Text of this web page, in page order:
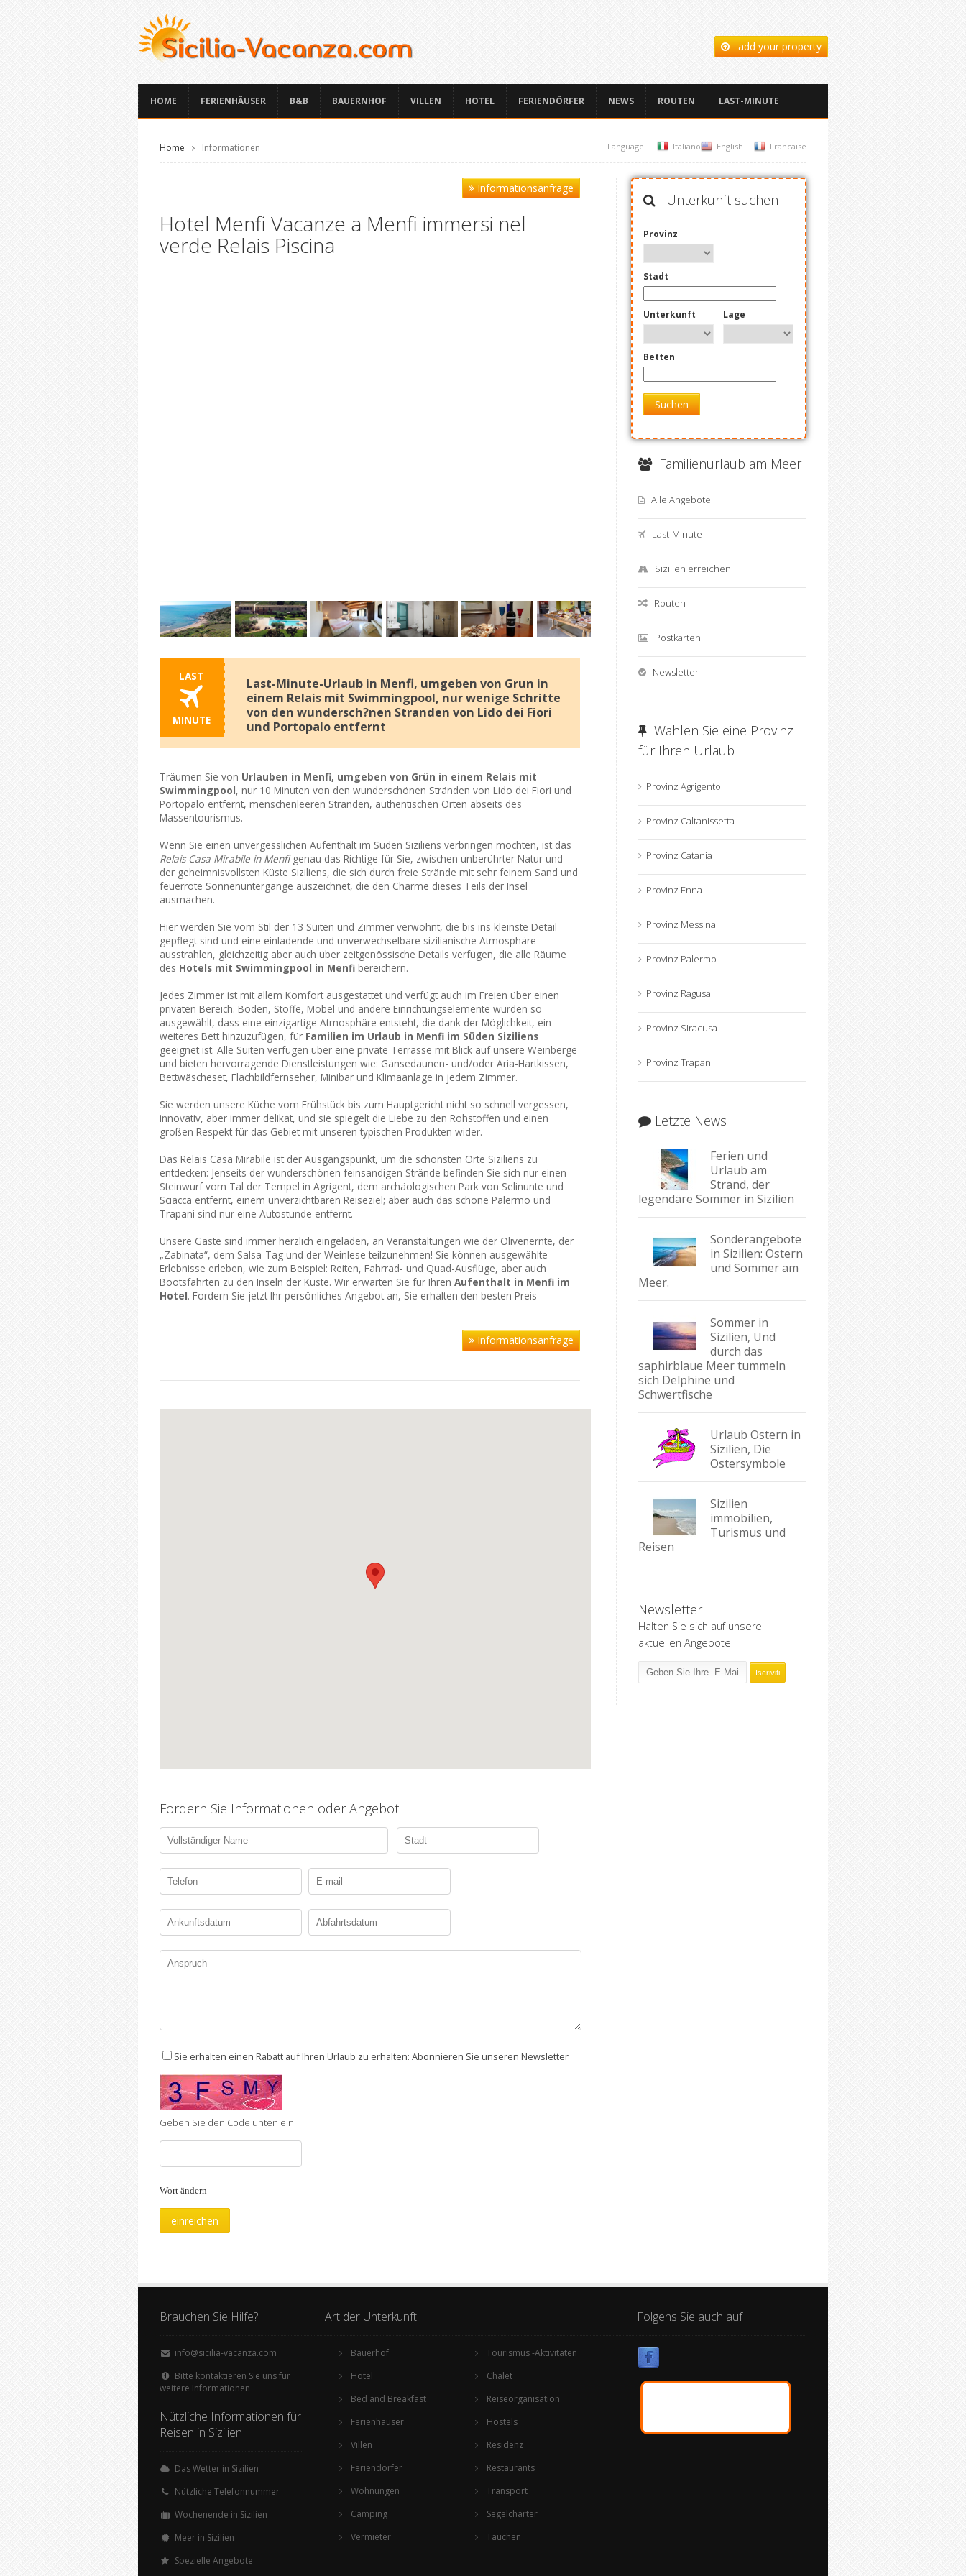
add your property
HOME FERIENHÄUSER B&B BAUERNHOF VILLEN HOTEL FERIENDÖRFER NEWS ROUTEN LAST-MINUTE
Home Informationen Language: Italiano English Francaise
Informationsanfrage
Hotel Menfi Vacanze a Menfi immersi nel
verde Relais Piscina
LAST
MINUTE
Last-Minute-Urlaub in Menfi, umgeben von Grun in
einem Relais mit Swimmingpool, nur wenige Schritte
von den wundersch?nen Stranden von Lido dei Fiori
und Portopalo entfernt
Träumen Sie von Urlauben in Menfi, umgeben von Grün in einem Relais mit
Swimmingpool, nur 10 Minuten von den wunderschönen Stränden von Lido dei Fiori und
Portopalo entfernt, menschenleeren Stränden, authentischen Orten abseits des
Massentourismus.
Wenn Sie einen unvergesslichen Aufenthalt im Süden Siziliens verbringen möchten, ist das
Relais Casa Mirabile in Menfigenau das Richtige für Sie, zwischen unberührter Natur und
der geheimnisvollsten Küste Siziliens, die sich durch freie Strände mit sehr feinem Sand und
feuerrote Sonnenuntergänge auszeichnet, die den Charme dieses Teils der Insel
ausmachen.
Hier werden Sie vom Stil der 13 Suiten und Zimmer verwöhnt, die bis ins kleinste Detail
gepflegt sind und eine einladende und unverwechselbare sizilianische Atmosphäre
ausstrahlen, gleichzeitig aber auch über zeitgenössische Details verfügen, die alle Räume
des Hotels mit Swimmingpool in Menfi bereichern.
Jedes Zimmer ist mit allem Komfort ausgestattet und verfügt auch im Freien über einen
privaten Bereich. Böden, Stoffe, Möbel und andere Einrichtungselemente wurden so
ausgewählt, dass eine einzigartige Atmosphäre entsteht, die dank der Möglichkeit, ein
weiteres Bett hinzuzufügen, für Familien im Urlaub in Menfi im Süden Siziliens
geeignet ist. Alle Suiten verfügen über eine private Terrasse mit Blick auf unsere Weinberge
und bieten hervorragende Dienstleistungen wie: Gänsedaunen- und/oder Aria-Hartkissen,
Bettwäscheset, Flachbildfernseher, Minibar und Klimaanlage in jedem Zimmer.
Sie werden unsere Küche vom Frühstück bis zum Hauptgericht nicht so schnell vergessen,
innovativ, aber immer delikat, und sie spiegelt die Liebe zu den Rohstoffen und einen
großen Respekt für das Gebiet mit unseren typischen Produkten wider.
Das Relais Casa Mirabile ist der Ausgangspunkt, um die schönsten Orte Siziliens zu
entdecken: Jenseits der wunderschönen feinsandigen Strände befinden Sie sich nur einen
Steinwurf vom Tal der Tempel in Agrigent, dem archäologischen Park von Selinunte und
Sciacca entfernt, einem unverzichtbaren Reiseziel; aber auch das schöne Palermo und
Trapani sind nur eine Autostunde entfernt.
Unsere Gäste sind immer herzlich eingeladen, an Veranstaltungen wie der Olivenernte, der
„Zabinata“, dem Salsa-Tag und der Weinlese teilzunehmen! Sie können ausgewählte
Erlebnisse erleben, wie zum Beispiel: Reiten, Fahrrad- und Quad-Ausflüge, aber auch
Bootsfahrten zu den Inseln der Küste. Wir erwarten Sie für Ihren Aufenthalt in Menfi im
Hotel. Fordern Sie jetzt Ihr persönliches Angebot an, Sie erhalten den besten Preis
Informationsanfrage
Fordern Sie Informationen oder Angebot
Sie erhalten einen Rabatt auf Ihren Urlaub zu erhalten: Abonnieren Sie unseren Newsletter
Geben Sie den Code unten ein:
Wort ändern
Unterkunft suchen
Provinz
Stadt
Unterkunft Lage
Betten
Suchen
Familienurlaub am Meer
Alle Angebote
Last-Minute
Sizilien erreichen
Routen
Postkarten
Newsletter
Wahlen Sie eine Provinz
für Ihren Urlaub
Provinz Agrigento
Provinz Caltanissetta
Provinz Catania
Provinz Enna
Provinz Messina
Provinz Palermo
Provinz Ragusa
Provinz Siracusa
Provinz Trapani
Letzte News
Ferien und
Urlaub am
Strand, der
legendäre Sommer in Sizilien
Sonderangebote
in Sizilien: Ostern
und Sommer am
Meer.
Sommer in
Sizilien, Und
durch das
saphirblaue Meer tummeln
sich Delphine und
Schwertfische
Urlaub Ostern in
Sizilien, Die
Ostersymbole
Sizilien
immobilien,
Turismus und
Reisen
Newsletter
Halten Sie sich auf unsere
aktuellen Angebote
Brauchen Sie Hilfe?
info@sicilia-vacanza.com
Bitte kontaktieren Sie uns für
weitere Informationen
Nützliche Informationen für
Reisen in Sizilien
Das Wetter in Sizilien
Nützliche Telefonnummer
Wochenende in Sizilien
Meer in Sizilien
Spezielle Angebote
Art der Unterkunft
Bauerhof
Hotel
Bed and Breakfast
Ferienhäuser
Villen
Feriendörfer
Wohnungen
Camping
Vermieter
Tourismus -Aktivitäten
Chalet
Reiseorganisation
Hostels
Residenz
Restaurants
Transport
Segelcharter
Tauchen
Folgens Sie auch auf